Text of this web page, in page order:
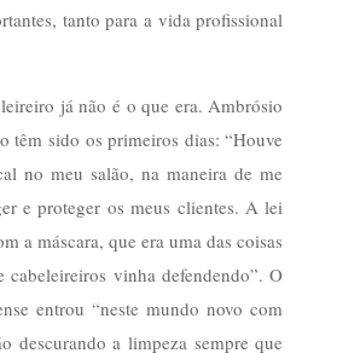
tanto para a vida profissional
já não é o que era. Ambrósio
têm sido os primeiros dias: “Houve
no meu salão, na maneira de me
e proteger os meus clientes. A lei
a máscara, que era uma das coisas
cabeleireiros vinha defendendo”. O
entrou “neste mundo novo com
descurando a limpeza sempre que